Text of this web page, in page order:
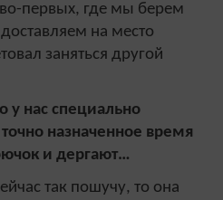
первых, где мы берем
на место
заняться другой
у нас специально
назначенное время
и дергают…
так пошучу, то она